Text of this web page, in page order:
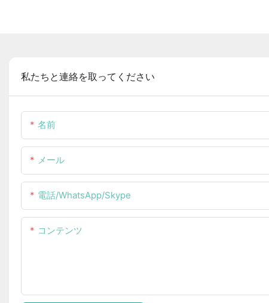
私たちと連絡を取ってください
名前
メール
電話/WhatsApp/Skype
コンテンツ